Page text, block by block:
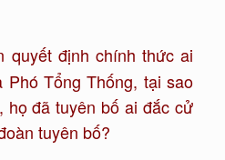
quyết định chính thức ai
Tổng Thống, tại sao
họ đã tuyên bố ai đắc cử
tuyên bố?